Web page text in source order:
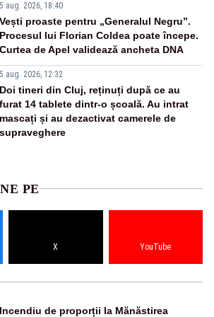
5 aug. 2026, 18:40
Vești proaste pentru „Generalul Negru”.
Procesul lui Florian Coldea poate începe.
Curtea de Apel validează ancheta DNA
5 aug. 2026, 12:32
Doi tineri din Cluj, reținuți după ce au
furat 14 tablete dintr-o școală. Au intrat
mascați și au dezactivat camerele de
supraveghere
PE
X YouTube
Incendiu de proporții la Mănăstirea